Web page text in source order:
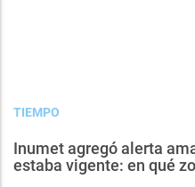
TIEMPO
Inumet agregó alerta
estaba vigente: en qué